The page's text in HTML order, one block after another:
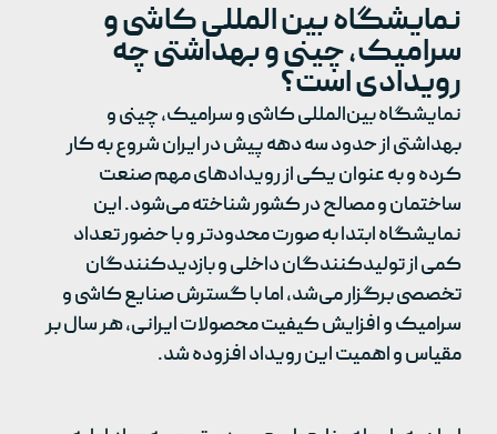
نمایشگاه بین المللی کاشی و
سرامیک، چینی و بهداشتی چه
رویدادی است؟
نمایشگاه بین‌المللی کاشی و سرامیک، چینی و
بهداشتی از حدود سه دهه پیش در ایران شروع به کار
کرده و به عنوان یکی از رویدادهای مهم صنعت
ساختمان و مصالح در کشور شناخته می‌شود. این
نمایشگاه ابتدا به صورت محدودتر و با حضور تعداد
کمی از تولیدکنندگان داخلی و بازدیدکنندگان
تخصصی برگزار می‌شد، اما با گسترش صنایع کاشی و
سرامیک و افزایش کیفیت محصولات ایرانی، هر سال بر
مقیاس و اهمیت این رویداد افزوده شد.